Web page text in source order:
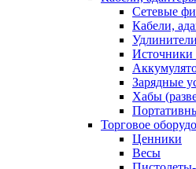
Сетевые
Кабели,
Удлинители
Источники
Зарядные
Хабы
Торговое
Ценники
Весы